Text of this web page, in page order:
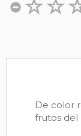
De color
frutos del